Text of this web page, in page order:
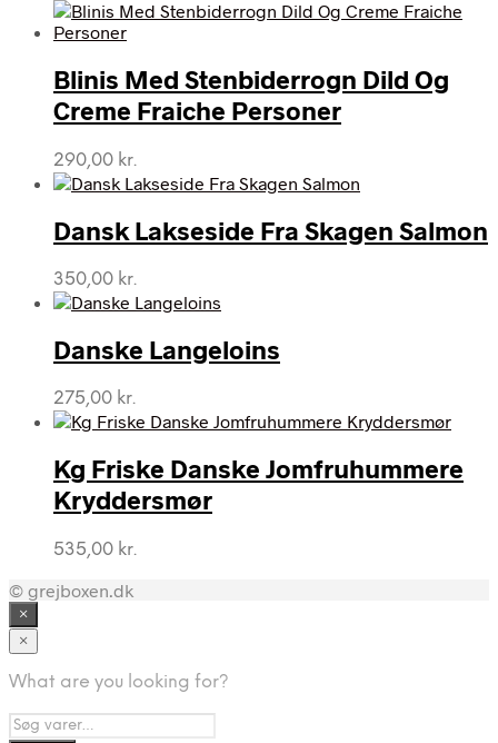
Blinis Med Stenbiderrogn Dild Og
Creme Fraiche Personer
290,00 kr.
Dansk Lakseside Fra Skagen Salmon
350,00 kr.
Danske Langeloins
275,00 kr.
Kg Friske Danske Jomfruhummere
Kryddersmør
535,00 kr.
© grejboxen.dk
×
×
What are you looking for?